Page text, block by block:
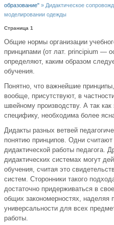
образование" » Дидактическое
моделировании одежды
Страница 1
Общие нормы организации
принципами (от лат. principium —
определяют, каким образом
обучения.
Понятно, что важнейшие
вообще, присутствуют, в
швейному производству. А так
специфику, необходима более
Дидакты разных ветвей
понятию принципов. Одни
дидактической работы педагога.
дидактических системах могут
обучения, считая это
систем. Сторонники такого
достаточно придерживаться в
общих закономерностях, наделяя
универсальности для всех
работы.